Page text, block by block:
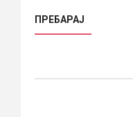
ПРЕБАРАЈ